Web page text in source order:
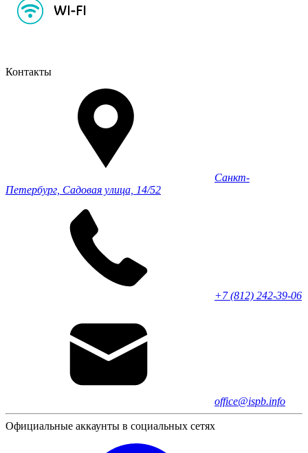
Контакты
Санкт-
Петербург, Садовая улица, 14/52
+7 (812) 242-39-06
office@ispb.info
Официальные аккаунты в социальных сетях